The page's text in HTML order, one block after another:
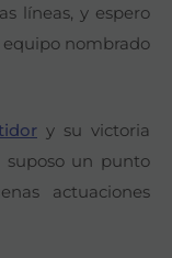
líneas, y espero
nombrado
y su victoria
suposo un punto
actuaciones